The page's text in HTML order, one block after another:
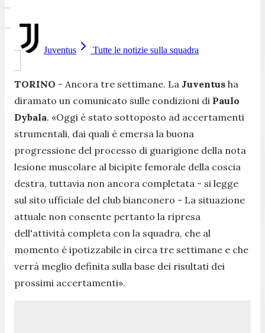
Juventus Tutte le notizie sulla squadra
TORINO - Ancora tre settimane. La Juventus ha
diramato un comunicato sulle condizioni di Paulo
Dybala. «Oggi è stato sottoposto ad accertamenti
strumentali, dai quali è emersa la buona
progressione del processo di guarigione della nota
lesione muscolare al bicipite femorale della coscia
destra, tuttavia non ancora completata - si legge
sul sito ufficiale del club bianconero - La situazione
attuale non consente pertanto la ripresa
dell'attività completa con la squadra, che al
momento é ipotizzabile in circa tre settimane e che
verrà meglio definita sulla base dei risultati dei
prossimi accertamenti».